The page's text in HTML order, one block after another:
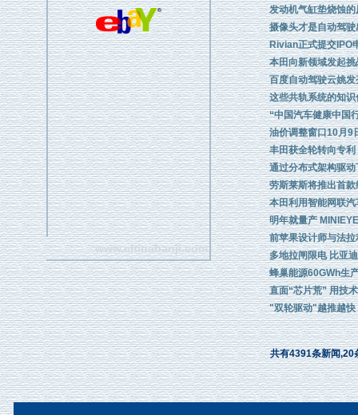
www.chinahanji.com
发动机气缸垫烧蚀
摄像头才是自动驾
Rivian正式提交IPO
本田向新领域发起
百度自动驾驶云姚
这些共轨系统的知
“中国汽车健康中国
油价调整窗口10月9
丰田获全轮转向专
通过分布式架构驱
劳斯莱斯将推出首
本田利用智能网联
明年就量产
前苹果设计师与法
多地拉闸限电 比亚
蜂巢能源60GWh生
直面“芯片荒” 用技
"双轮驱动"越推越快
共有4391条新闻,20